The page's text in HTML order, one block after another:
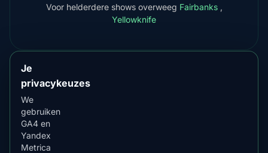
Voor helderdere shows overweeg Fairbanks ,
Yellowknife
DOWNLOAD IN DE
Je
privacykeuzes
We
gebruiken
GA4 en
Yandex
Metrica